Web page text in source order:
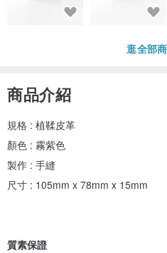
逛全部
商品介紹
規格 : 植鞣皮革
顏色 : 霧紫色
製作 : 手縫
尺寸 : 105mm x 78mm x 15mm
質素保證